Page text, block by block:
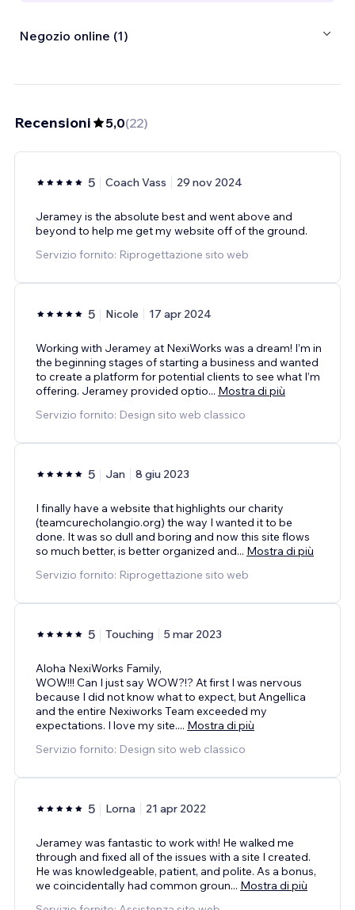
Negozio online (1)
Recensioni 5,0(22)
5 Coach Vass 29 nov 2024
Jeramey is the absolute best and went above and
beyond to help me get my website off of the ground.
Servizio fornito: Riprogettazione sito web
5 Nicole 17 apr 2024
Working with Jeramey at NexiWorks was a dream! I’m in
the beginning stages of starting a business and wanted
to create a platform for potential clients to see what I’m
offering. Jeramey provided optio... Mostra di più
Servizio fornito: Design sito web classico
5 Jan 8 giu 2023
I finally have a website that highlights our charity
(teamcurecholangio.org) the way I wanted it to be
done. It was so dull and boring and now this site flows
so much better, is better organized and... Mostra di più
Servizio fornito: Riprogettazione sito web
5 Touching 5 mar 2023
Aloha NexiWorks Family,
WOW!!! Can I just say WOW?!? At first I was nervous
because I did not know what to expect, but Angellica
and the entire Nexiworks Team exceeded my
expectations. I love my site.... Mostra di più
Servizio fornito: Design sito web classico
5 Lorna 21 apr 2022
Jeramey was fantastic to work with! He walked me
through and fixed all of the issues with a site I created.
He was knowledgeable, patient, and polite. As a bonus,
we coincidentally had common groun... Mostra di più